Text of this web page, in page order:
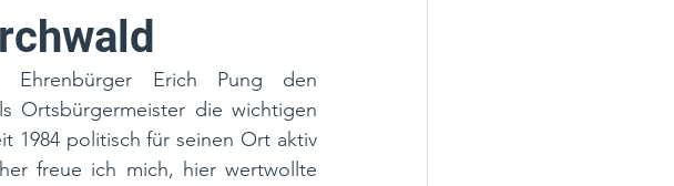
Ehrenbürger Erich Pung den
Ortsbürgermeister die wichtigen
1984 politisch für seinen Ort aktiv
freue ich mich, hier wertwollte